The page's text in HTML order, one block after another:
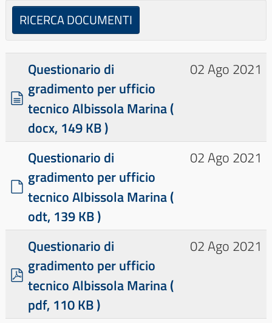
e
l
l
RICERCA DOCUMENTI
- - - - Questionari soddisfazione cittadini
d
o
c
u
m
e
n
o
Questionario di
gradimento per ufficio
tecnico Albissola Marina(
docx, 149 KB )
02 Ago 2021
d
e
a
u
t
Questionario di
gradimento per ufficio
tecnico Albissola Marina(
odt, 139 KB )
02 Ago 2021
p
d
Questionario di
gradimento per ufficio
tecnico Albissola Marina(
pdf, 110 KB )
02 Ago 2021